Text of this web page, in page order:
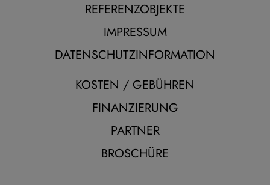
REFERENZOBJEKTE
IMPRESSUM
DATENSCHUTZINFORMATION
KOSTEN / GEBÜHREN
FINANZIERUNG
PARTNER
BROSCHÜRE